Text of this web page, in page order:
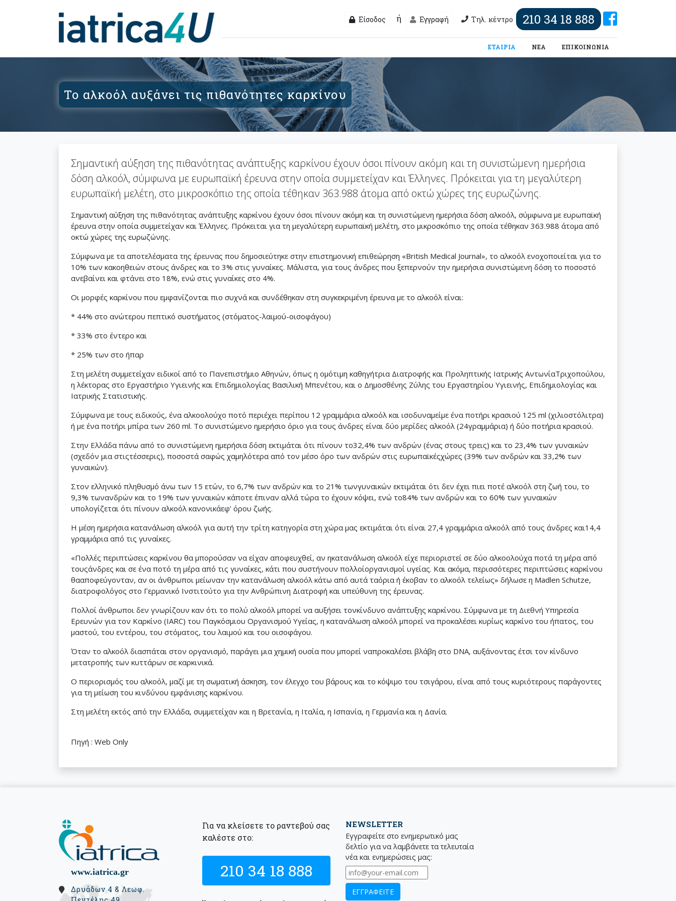
Είσοδος ή Εγγραφή Τηλ. κέντρο 210 34 18 888
ΕΤΑΙΡΙΑ (τωρινή)
ΝΕΑ ΕΠΙΚΟΙΝΩΝΙΑ
Το αλκοόλ αυξάνει τις πιθανότητες καρκίνου
Σημαντική αύξηση της πιθανότητας ανάπτυξης καρκίνου έχουν όσοι πίνουν ακόμη και τη συνιστώμενη ημερήσια
δόση αλκοόλ, σύμφωνα με ευρωπαϊκή έρευνα στην οποία συμμετείχαν και Έλληνες. Πρόκειται για τη μεγαλύτερη
ευρωπαϊκή μελέτη, στο μικροσκόπιο της οποία τέθηκαν 363.988 άτομα από οκτώ χώρες της ευρωζώνης.
Σημαντική αύξηση της πιθανότητας ανάπτυξης καρκίνου έχουν όσοι πίνουν ακόμη και τη συνιστώμενη ημερήσια δόση αλκοόλ, σύμφωνα με ευρωπαϊκή
έρευνα στην οποία συμμετείχαν και Έλληνες. Πρόκειται για τη μεγαλύτερη ευρωπαϊκή μελέτη, στο μικροσκόπιο της οποία τέθηκαν 363.988 άτομα από
οκτώ χώρες της ευρωζώνης.
Σύμφωνα με τα αποτελέσματα της έρευνας που δημοσιεύτηκε στην επιστημονική επιθεώρηση «British Medical Journal», το αλκοόλ ενοχοποιείται για το
10% των κακοηθειών στους άνδρες και το 3% στις γυναίκες. Μάλιστα, για τους άνδρες που ξεπερνούν την ημερήσια συνιστώμενη δόση το ποσοστό
ανεβαίνει και φτάνει στο 18%, ενώ στις γυναίκες στο 4%.
Οι μορφές καρκίνου που εμφανίζονται πιο συχνά και συνδέθηκαν στη συγκεκριμένη έρευνα με το αλκοόλ είναι:
* 44% στο ανώτερου πεπτικό συστήματος (στόματος-λαιμού-οισοφάγου)
* 33% στο έντερο και
* 25% των στο ήπαρ
Στη μελέτη συμμετείχαν ειδικοί από το Πανεπιστήμιο Αθηνών, όπως η ομότιμη καθηγήτρια Διατροφής και Προληπτικής Ιατρικής ΑντωνίαΤριχοπούλου,
η λέκτορας στο Εργαστήριο Υγιεινής και Επιδημιολογίας Βασιλική Μπενέτου, και ο Δημοσθένης Ζύλης του Εργαστηρίου Υγιεινής, Επιδημιολογίας και
Ιατρικής Στατιστικής.
Σύμφωνα με τους ειδικούς, ένα αλκοολούχο ποτό περιέχει περίπου 12 γραμμάρια αλκοόλ και ισοδυναμείμε ένα ποτήρι κρασιού 125 ml (χιλιοστόλιτρα)
ή με ένα ποτήρι μπίρα των 260 ml. Το συνιστώμενο ημερήσιο όριο για τους άνδρες είναι δύο μερίδες αλκοόλ (24γραμμάρια) ή δύο ποτήρια κρασιού.
Στην Ελλάδα πάνω από το συνιστώμενη ημερήσια δόση εκτιμάται ότι πίνουν το32,4% των ανδρών (ένας στους τρεις) και το 23,4% των γυναικών
(σχεδόν μια στιςτέσσερις), ποσοστά σαφώς χαμηλότερα από τον μέσο όρο των ανδρών στις ευρωπαϊκέςχώρες (39% των ανδρών και 33,2% των
γυναικών).
Στον ελληνικό πληθυσμό άνω των 15 ετών, το 6,7% των ανδρών και το 21% τωνγυναικών εκτιμάται ότι δεν έχει πιει ποτέ αλκοόλ στη ζωή του, το
9,3% τωνανδρών και το 19% των γυναικών κάποτε έπιναν αλλά τώρα το έχουν κόψει, ενώ το84% των ανδρών και το 60% των γυναικών
υπολογίζεται ότι πίνουν αλκοόλ κανονικάεφ’ όρου ζωής.
Η μέση ημερήσια κατανάλωση αλκοόλ για αυτή την τρίτη κατηγορία στη χώρα μας εκτιμάται ότι είναι 27,4 γραμμάρια αλκοόλ από τους άνδρες και14,4
γραμμάρια από τις γυναίκες.
«Πολλές περιπτώσεις καρκίνου θα μπορούσαν να είχαν αποφευχθεί, αν ηκατανάλωση αλκοόλ είχε περιοριστεί σε δύο αλκοολούχα ποτά τη μέρα από
τουςάνδρες και σε ένα ποτό τη μέρα από τις γυναίκες, κάτι που συστήνουν πολλοίοργανισμοί υγείας. Και ακόμα, περισσότερες περιπτώσεις καρκίνου
θααποφεύγονταν, αν οι άνθρωποι μείωναν την κατανάλωση αλκοόλ κάτω από αυτά ταόρια ή έκοβαν το αλκοόλ τελείως» δήλωσε η Madlen Schutze,
διατροφολόγος στο Γερμανικό Ινστιτούτο για την Ανθρώπινη Διατροφή και υπεύθυνη της έρευνας.
Πολλοί άνθρωποι δεν γνωρίζουν καν ότι το πολύ αλκοόλ μπορεί να αυξήσει τονκίνδυνο ανάπτυξης καρκίνου. Σύμφωνα με τη Διεθνή Υπηρεσία
Ερευνών για τον Καρκίνο (IARC) του Παγκόσμιου Οργανισμού Υγείας, η κατανάλωση αλκοόλ μπορεί να προκαλέσει κυρίως καρκίνο του ήπατος, του
μαστού, του εντέρου, του στόματος, του λαιμού και του οισοφάγου.
Όταν το αλκοόλ διασπάται στον οργανισμό, παράγει μια χημική ουσία που μπορεί ναπροκαλέσει βλάβη στο DNA, αυξάνοντας έτσι τον κίνδυνο
μετατροπής των κυττάρων σε καρκινικά.
Ο περιορισμός του αλκοόλ, μαζί με τη σωματική άσκηση, τον έλεγχο του βάρους και το κόψιμο του τσιγάρου, είναι από τους κυριότερους παράγοντες
για τη μείωση του κινδύνου εμφάνισης καρκίνου.
Στη μελέτη εκτός από την Ελλάδα, συμμετείχαν και η Βρετανία, η Ιταλία, η Ισπανία, η Γερμανία και η Δανία.
Πηγή : Web Only
www.iatrica.gr
Δρυάδων 4 & Λεωφ.
Για να κλείσετε το ραντεβού σας
καλέστε στο:
210 34 18 888
NEWSLETTER
Εγγραφείτε στο ενημερωτικό μας
δελτίο για να λαμβάνετε τα τελευταία
νέα και ενημερώσεις μας: